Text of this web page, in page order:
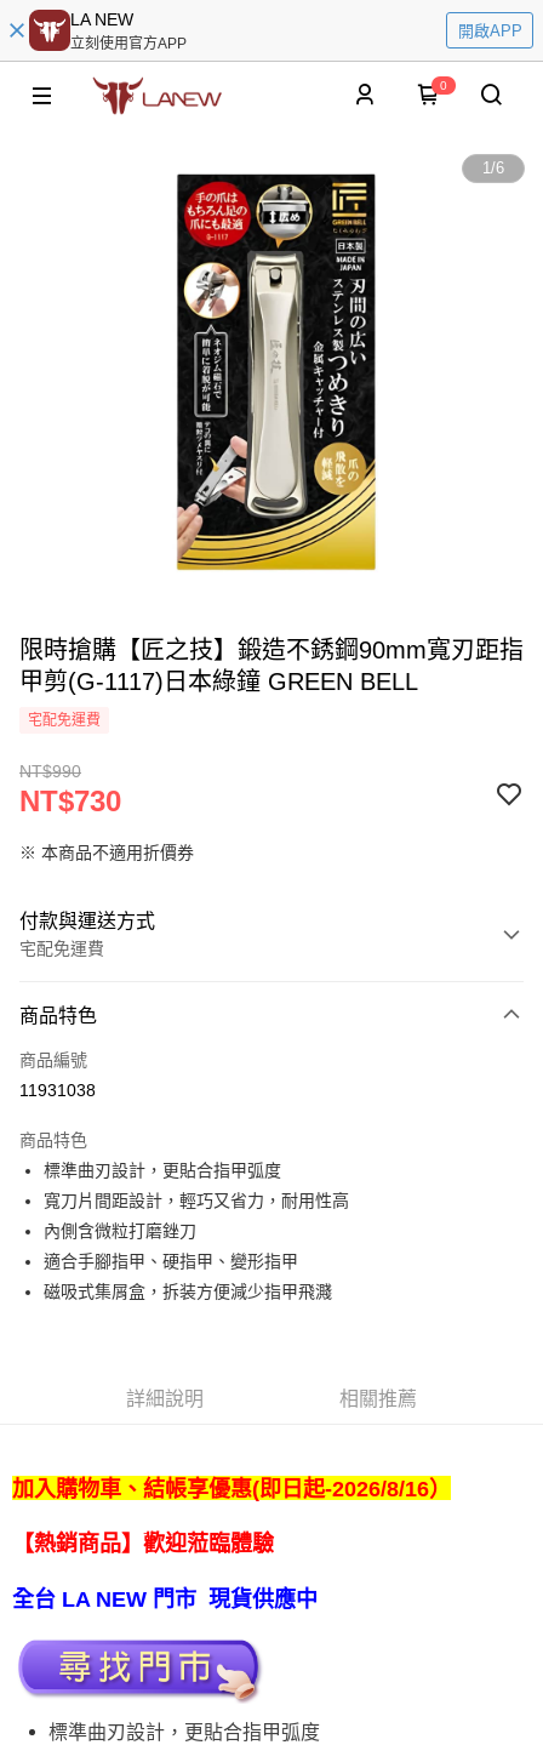
LA NEW
立刻使用官方APP
開啟APP
0
1/6
限時搶購【匠之技】鍛造不銹鋼90mm寬刃距指
甲剪(G-1117)日本綠鐘 GREEN BELL
宅配免運費
NT$990
NT$730
※ 本商品不適用折價券
付款與運送方式
宅配免運費
信用卡一次付款
LINE Pay
悠遊付
Google Pay
全盈+PAY
ATM付款
【免運費】
商品特色
商品編號
11931038
商品特色
標準曲刃設計，更貼合指甲弧度
寬刀片間距設計，輕巧又省力，耐用性高
內側含微粒打磨銼刀
適合手腳指甲、硬指甲、變形指甲
磁吸式集屑盒，拆装方便減少指甲飛濺
詳細說明 相關推薦
加入購物車、結帳享優惠(即日起-2026/8/16）
【熱銷商品】歡迎蒞臨體驗
全台 LA NEW 門市 現貨供應中
標準曲刃設計，更貼合指甲弧度